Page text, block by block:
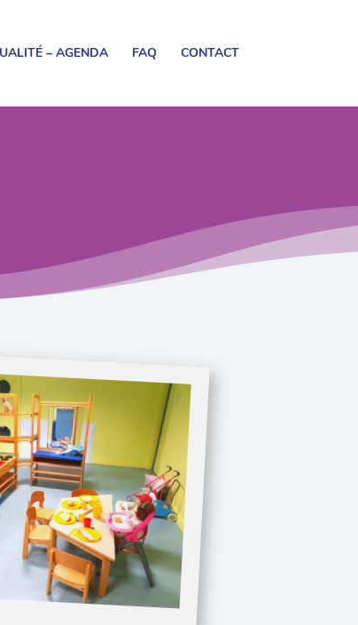
– AGENDA FAQ CONTACT